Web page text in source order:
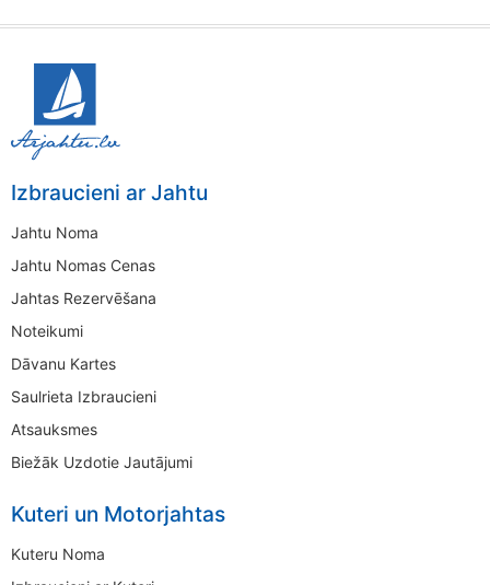
Izbraucieni ar Jahtu
Jahtu Noma
Jahtu Nomas Cenas
Jahtas Rezervēšana
Noteikumi
Dāvanu Kartes
Saulrieta Izbraucieni
Atsauksmes
Biežāk Uzdotie Jautājumi
Kuteri un Motorjahtas
Kuteru Noma